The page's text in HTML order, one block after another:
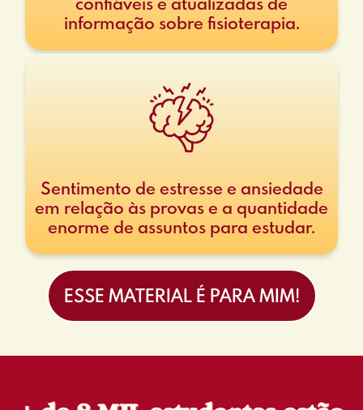
informação sobre fisioterapia.
Sentimento de estresse e ansiedade
em relação às provas e a quantidade
enorme de assuntos para estudar.
ESSE MATERIAL É PARA MIM!